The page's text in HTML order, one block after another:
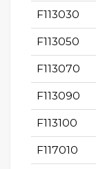
F113030
F113050
F113070
F113090
F113100
F117010